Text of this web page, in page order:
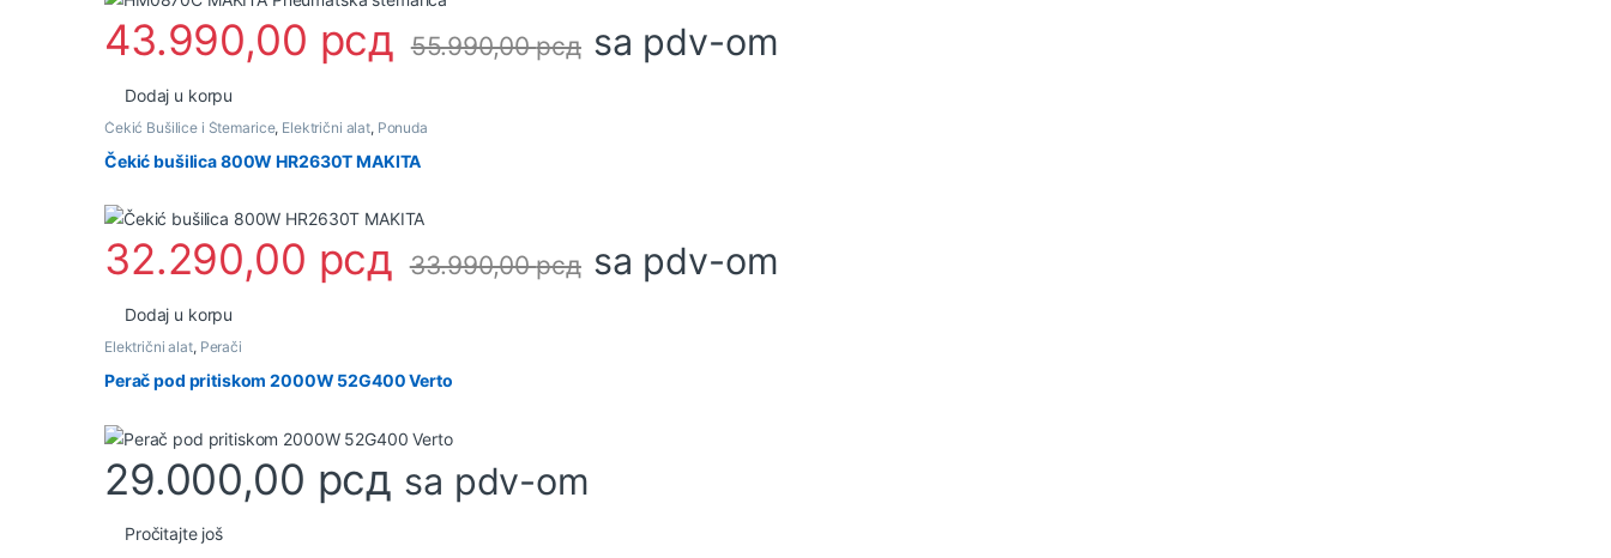
43.990,00 рсд 55.990,00рсд sa pdv-om
Dodaj u korpu
Čekić Bušilice i Štemarice, Električni alat, Ponuda
Čekić bušilica 800W HR2630T MAKITA
32.290,00 рсд 33.990,00рсд sa pdv-om
Dodaj u korpu
Električni alat, Perači
Perač pod pritiskom 2000W 52G400 Verto
29.000,00 рсд sa pdv-om
Pročitajte još